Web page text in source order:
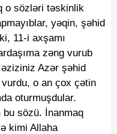
o sözləri təskinlik
yəqin, şəhid
11-i axşamı
zəng vurub
Azər şəhid
vurdu, o an çox çətin
oturmuşdular.
sözü. İnanmaq
kimi Allaha